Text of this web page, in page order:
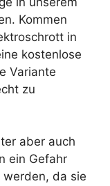
Kommen
in
kostenlose
Variante
zu
aber auch
ein Gefahr
da sie